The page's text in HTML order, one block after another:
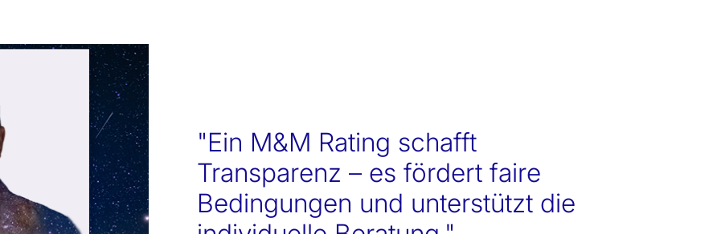
"Ein M&M Rating schafft
Transparenz – es fördert faire
Bedingungen und unterstützt die